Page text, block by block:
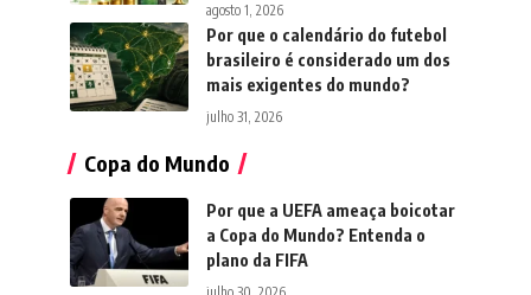
agosto 1, 2026
Por que o calendário do futebol
brasileiro é considerado um dos
mais exigentes do mundo?
julho 31, 2026
Copa do Mundo
Por que a UEFA ameaça boicotar
a Copa do Mundo? Entenda o
plano da FIFA